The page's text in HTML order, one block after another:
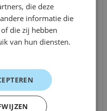
medewerkers of
beperken. Contracten
aanpasbaar aan
die deze
informatie die
die zij hebben
van hun diensten.